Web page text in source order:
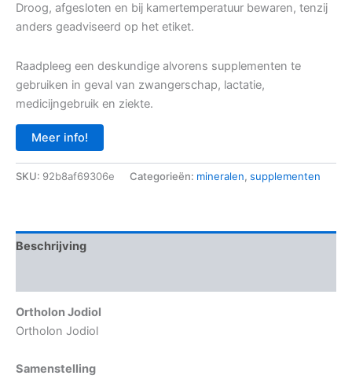
Droog, afgesloten en bij kamertemperatuur bewaren, tenzij
anders geadviseerd op het etiket.
Raadpleeg een deskundige alvorens supplementen te
gebruiken in geval van zwangerschap, lactatie,
medicijngebruik en ziekte.
Meer info!
SKU: 92b8af69306e Categorieën: mineralen, supplementen
Beschrijving
Ortholon Jodiol
Ortholon Jodiol
Samenstelling